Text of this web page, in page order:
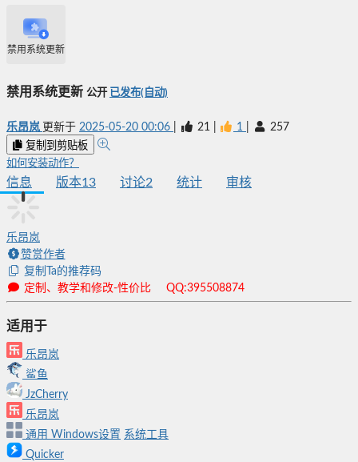
禁用系统更新
禁用系统更新 公开 已发布(自动)
乐昂岚 更新于 2025-05-20 00:06 21 1 257
复制到剪贴板
如何安装动作？
信息 版本13 讨论2 统计 审核
乐昂岚
赞赏作者
复制Ta的推荐码
定制、教学和修改-性价比 QQ:395508874
适用于
乐昂岚
鲨鱼
JzCherry
乐昂岚
通用 Windows设置 系统工具
Quicker